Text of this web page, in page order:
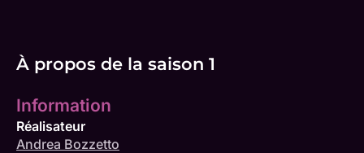
À propos de la saison 1
Information
Réalisateur
Andrea Bozzetto